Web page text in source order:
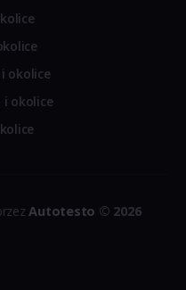
i okolice
i okolice
Autotesto © 2026